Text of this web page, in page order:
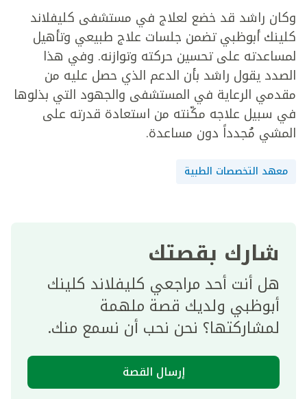
وكان راشد قد خضع لعلاج في مستشفى كليفلاند
كلينك أبوظبي تضمن جلسات علاج طبيعي وتأهيل
لمساعدته على تحسين حركته وتوازنه. وفي هذا
الصدد يقول راشد بأن الدعم الذي حصل عليه من
مقدمي الرعاية في المستشفى والجهود التي بذلوها
في سبيل علاجه مكّنته من استعادة قدرته على
المشي مُجدداً دون مساعدة.
معهد التخصصات الطبية
شارك بقصتك
هل أنت أحد مراجعي كليفلاند كلينك
أبوظبي ولديك قصة ملهمة
لمشاركتها؟ نحن نحب أن نسمع منك.
إرسال القصة